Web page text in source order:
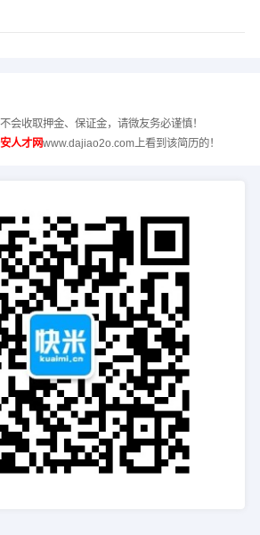
会收取押金、保证金，请微友务必谨慎！
人才网www.dajiao2o.com上看到该简历的！